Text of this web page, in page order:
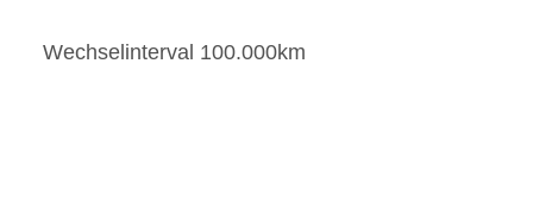
Wechselinterval 100.000km